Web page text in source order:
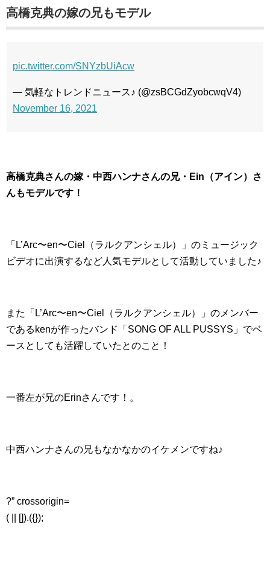
高橋克典の嫁の兄もモデル
pic.twitter.com/SNYzbUiAcw
— 気軽なトレンドニュース♪ (@zsBCGdZyobcwqV4)
November 16, 2021
高橋克典さんの嫁・中西ハンナさんの兄・Ein（アイン）さ
んもモデルです！
「L’Arc〜en〜Ciel（ラルクアンシェル）」のミュージック
ビデオに出演するなど人気モデルとして活動していました♪
また「L’Arc〜en〜Ciel（ラルクアンシェル）」のメンバー
であるkenが作ったバンド「SONG OF ALL PUSSYS」でベ
ースとしても活躍していたとのこと！
一番左が兄のErinさんです！。
中西ハンナさんの兄もなかなかのイケメンですね♪
?” crossorigin=
( || []).({});